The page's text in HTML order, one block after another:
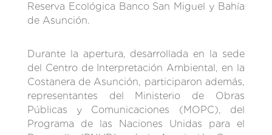
Reserva Ecológica Banco San Miguel y Bahía
de Asunción.
Durante la apertura, desarrollada en la sede
del Centro de Interpretación Ambiental, en la
Costanera de Asunción, participaron además,
representantes del Ministerio de Obras
Públicas y Comunicaciones (MOPC), del
Programa de las Naciones Unidas para el